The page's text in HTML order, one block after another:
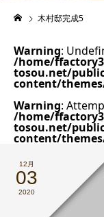
木村邸完成5
Warning:
/home/
tosou.net/
content/
Warning:
/home/
tosou.net/
content/
12月
03
2020